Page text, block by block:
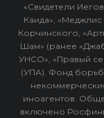
«Свидетели
Каида», «Меджлис
Корчинского,
Шам» (ранее
УНСО», «Правый
(УПА). Фонд
иноагентов.
включено